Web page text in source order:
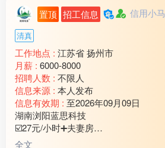
置顶 招工信息 信用小马
清真
工作地点 : 江苏省 扬州市
月薪 : 6000-8000
招聘人数 : 不限人
信息来源 : 本人发布
信息有效期 : 至2026年09月09日
湖南浏阳蓝思科技
☑️27元/小时➕夫妻房
☑️年龄18-50岁（查流水）
全文